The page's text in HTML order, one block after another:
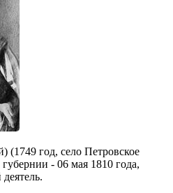
(1749 год, село Петровское
- 06 мая 1810 года,